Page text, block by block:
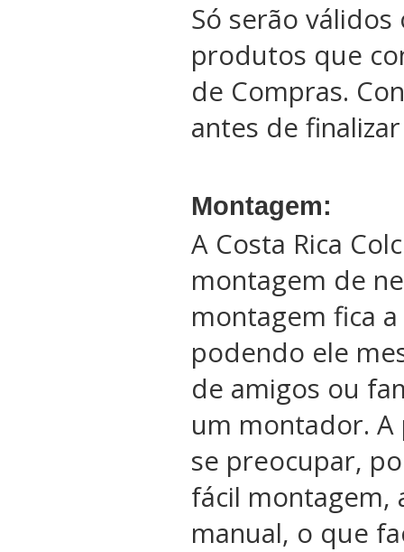
Só serão válidos
produtos que
de Compras.
antes de
Montagem:
A Costa Rica
montagem de
montagem fica
podendo ele
de amigos ou
um montador. A
se preocupar,
fácil montagem,
manual, o que